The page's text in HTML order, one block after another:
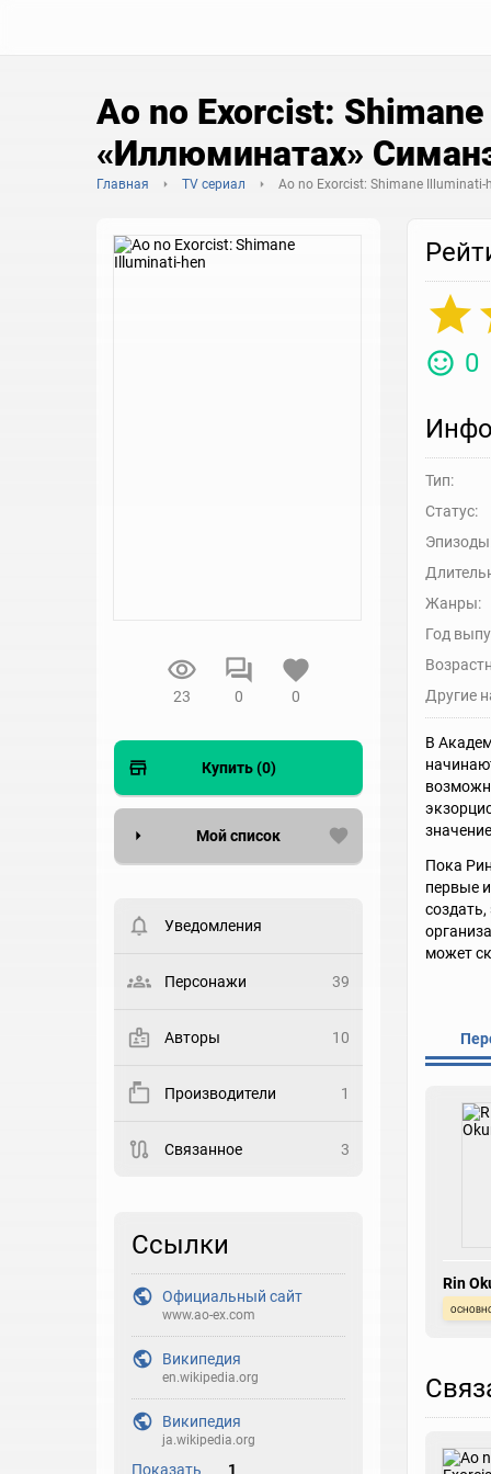
Ao no Exorcist:
«Иллюминатах»
Главная TV сериал Ao no Exorcist: Shimane Illuminati-
23 0 0
Купить (0)
Мой список
пользователи. Хотите
Статус
Закладка
Выберите рейтинг
Уведомления
Персонажи 39
Авторы 10
Производители 1
Связанное 3
Ссылки
Официальный сайт
www.ao-ex.com
Википедия
en.wikipedia.org
Википедия
ja.wikipedia.org
Показать 1
0
Тип:
Статус:
Жанры:
Год
Другие
В
Пока
первые
может
Rin